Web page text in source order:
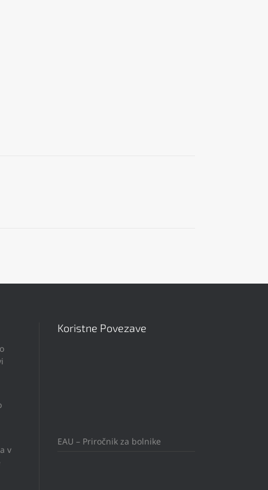
v
Koristne Povezave
EAU – Priročnik za bolnike